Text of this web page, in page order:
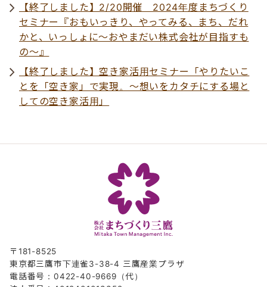
【終了しました】2/20開催 2024年度まちづくり
セミナー『おもいっきり、やってみる、まち、だれ
かと、いっしょに～おやまだい株式会社が目指すも
の～』
【終了しました】空き家活用セミナー「やりたいこ
とを「空き家」で実現。～想いをカタチにする場と
しての空き家活用」
〒181-8525
東京都三鷹市下連雀3-38-4 三鷹産業プラザ
電話番号：0422-40-9669（代）